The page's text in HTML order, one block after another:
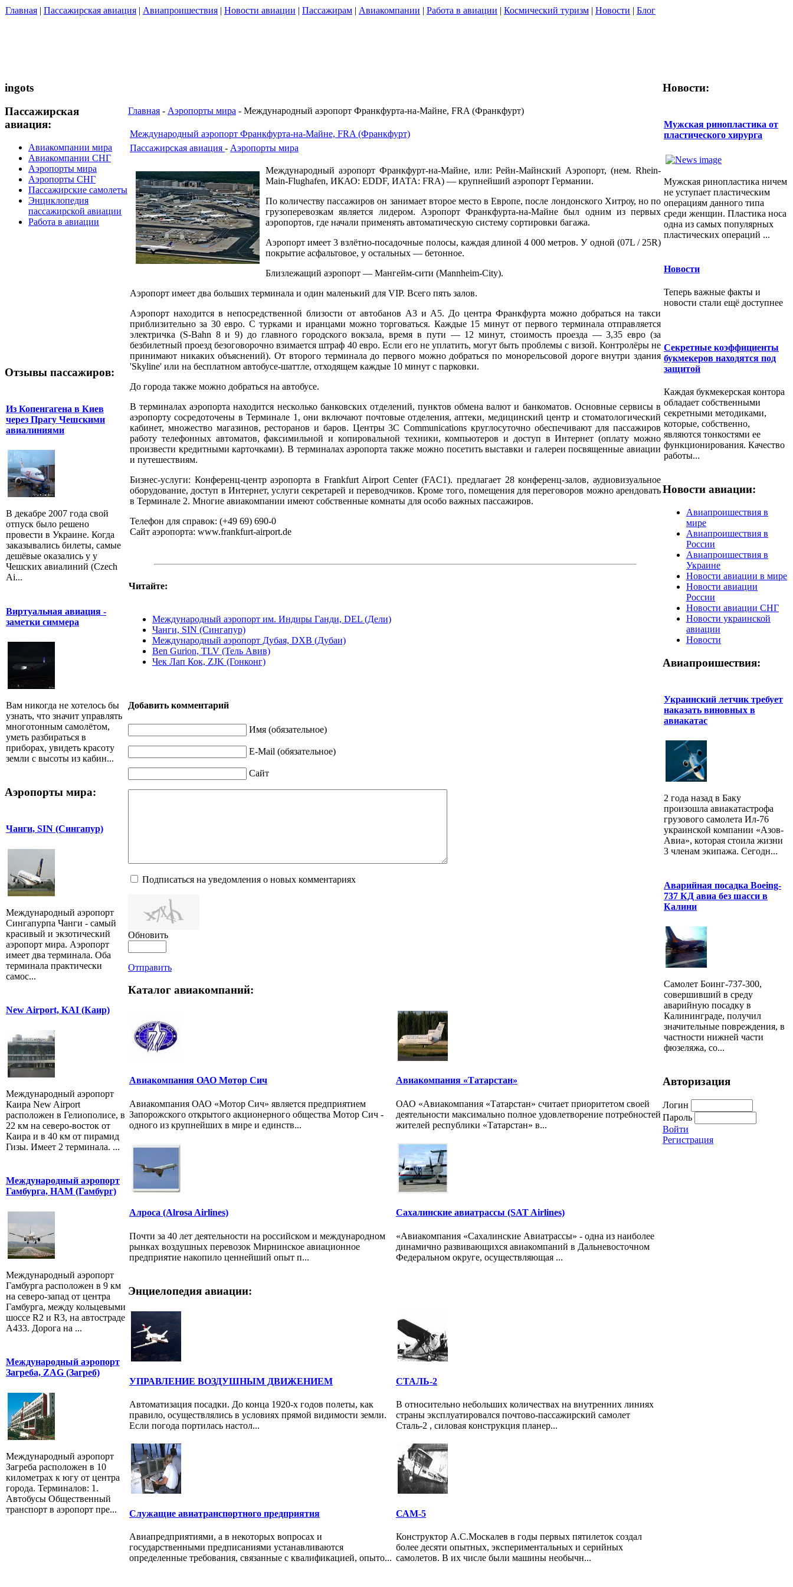
Главная | Пассажирская авиация | Авиапроишествия | Новости авиации | Пассажирам | Авиакомпании | Работа в авиации | Космический туризм | Новости | Блог
ingots
Пассажирская
авиация:
Авиакомпании мира
Авиакомпании СНГ
Аэропорты мира
Аэропорты СНГ
Пассажирские самолеты
Энциклопедия
пассажирской авиации
Работа в авиации
Отзывы пассажиров:
Из Копенгагена в Киев
через Прагу Чешскими
авиалиниями
В декабре 2007 года свой
отпуск было решено
провести в Украине. Когда
заказывались билеты, самые
дешёвые оказались у у
Чешских авиалиний (Czech
Ai...
Виртуальная авиация -
заметки симмера
Вам никогда не хотелось бы
узнать, что значит управлять
многотонным самолётом,
уметь разбираться в
приборах, увидеть красоту
земли с высоты из кабин...
Аэропорты мира:
Чанги, SIN (Сингапур)
Международный аэропорт
Сингапурпа Чанги - самый
красивый и экзотический
аэропорт мира. Аэропорт
имеет два терминала. Оба
терминала практически
самос...
New Airport, KAI (Каир)
Международный аэропорт
Каира New Airport
расположен в Гелиополисе, в
22 км на северо-восток от
Каира и в 40 км от пирамид
Гизы. Имеет 2 терминала. ...
Международный аэропорт
Гамбурга, HAM (Гамбург)
Международный аэропорт
Гамбурга расположен в 9 км
на северо-запад от центра
Гамбурга, между кольцевыми
шоссе R2 и R3, на автостраде
A433. Дорога на ...
Международный аэропорт
Загреба, ZAG (Загреб)
Международный аэропорт
Загреба расположен в 10
километрах к югу от центра
города. Терминалов: 1.
Автобусы Общественный
транспорт в аэропорт пре...
Главная - Аэропорты мира - Международный аэропорт Франкфурта-на-Майне, FRA (Франкфурт)
Международный аэропорт Франкфурта-на-Майне, FRA (Франкфурт)
Пассажирская авиация - Аэропорты мира
Международный аэропорт Франкфурт-на-Майне, или: Рейн-Майнский Аэропорт, (нем. Rhein-
Main-Flughafen, ИКАО: EDDF, ИАТА: FRA) — крупнейший аэропорт Германии.
По количеству пассажиров он занимает второе место в Европе, после лондонского Хитроу, но по
грузоперевозкам является лидером. Аэропорт Франкфурта-на-Майне был одним из первых
аэропортов, где начали применять автоматическую систему сортировки багажа.
Аэропорт имеет 3 взлётно-посадочные полосы, каждая длиной 4 000 метров. У одной (07L / 25R)
покрытие асфальтовое, у остальных — бетонное.
Близлежащий аэропорт — Мангейм-сити (Mannheim-City).
Аэропорт имеет два больших терминала и один маленький для VIP. Всего пять залов.
Аэропорт находится в непосредственной близости от автобанов A3 и A5. До центра Франкфурта можно добраться на такси
приблизительно за 30 евро. С турками и иранцами можно торговаться. Каждые 15 минут от первого терминала отправляется
электричка (S-Bahn 8 и 9) до главного городского вокзала, время в пути — 12 минут, стоимость проезда — 3,35 евро (за
безбилетный проезд безоговорочно взимается штраф 40 евро. Если его не уплатить, могут быть проблемы с визой. Контролёры не
принимают никаких объяснений). От второго терминала до первого можно добраться по монорельсовой дороге внутри здания
'Skyline' или на бесплатном автобусе-шаттле, отходящем каждые 10 минут с парковки.
До города также можно добраться на автобусе.
В терминалах аэропорта находится несколько банковских отделений, пунктов обмена валют и банкоматов. Основные сервисы в
аэропорту сосредоточены в Терминале 1, они включают почтовые отделения, аптеки, медицинский центр и стоматологический
кабинет, множество магазинов, ресторанов и баров. Центры 3C Communications круглосуточно обеспечивают для пассажиров
работу телефонных автоматов, факсимильной и копировальной техники, компьютеров и доступ в Интернет (оплату можно
произвести кредитными карточками). В терминалах аэропорта также можно посетить выставки и галереи посвященные авиации
и путешествиям.
Бизнес-услуги: Конференц-центр аэропорта в Frankfurt Airport Center (FAC1). предлагает 28 конференц-залов, аудиовизуальное
оборудование, доступ в Интернет, услуги секретарей и переводчиков. Кроме того, помещения для переговоров можно арендовать
в Терминале 2. Многие авиакомпании имеют собственные комнаты для особо важных пассажиров.
Телефон для справок: (+49 69) 690-0
Сайт аэропорта: www.frankfurt-airport.de
Читайте:
Международный аэропорт им. Индиры Ганди, DEL (Дели)
Чанги, SIN (Сингапур)
Международный аэропорт Дубая, DXB (Дубаи)
Ben Gurion, TLV (Тель Авив)
Чек Лап Кок, ZJK (Гонконг)
Добавить комментарий
Имя (обязательное)
E-Mail (обязательное)
Сайт
Подписаться на уведомления о новых комментариях
Обновить
Отправить
Каталог авиакомпаний:
Авиакомпания ОАО Мотор Сич
Авиакомпания ОАО «Мотор Сич» является предприятием
Запорожского открытого акционерного общества Мотор Сич -
одного из крупнейших в мире и единств...
Авиакомпания «Татарстан»
ОАО «Авиакомпания «Татарстан» считает приоритетом своей
деятельности максимально полное удовлетворение потребностей
жителей республики «Татарстан» в...
Алроса (Alrosa Airlines)
Почти за 40 лет деятельности на российском и международном
рынках воздушных перевозок Мирнинское авиационное
предприятие накопило ценнейший опыт п...
Сахалинские авиатрассы (SAT Airlines)
«Авиакомпания «Сахалинские Авиатрассы» - одна из наиболее
динамично развивающихся авиакомпаний в Дальневосточном
Федеральном округе, осуществляющая ...
Энциелопедия авиации:
УПРАВЛЕНИЕ ВОЗДУШНЫМ ДВИЖЕНИЕМ
Автоматизация посадки. До конца 1920-х годов полеты, как
правило, осуществлялись в условиях прямой видимости земли.
Если погода портилась настол...
СТАЛЬ-2
В относительно небольших количествах на внутренних линиях
страны эксплуатировался почтово-пассажирский самолет
Cтaль-2 , силовая конструкция планер...
Служащие авиатранспортного предприятия
Авиапредприятиями, а в некоторых вопросах и
государственными предписаниями устанавливаются
определенные требования, связанные с квалификацией, опыто...
САМ-5
Конструктор А.С.Москалев в годы первых пятилеток создал
более десяти опытных, экспериментальных и серийных
самолетов. В их числе были машины необычн...
Новости:
Мужская ринопластика от
пластического хирурга
Мужская ринопластика ничем
не уступает пластическим
операциям данного типа
среди женщин. Пластика носа
одна из самых популярных
пластических операций ...
Новости
Теперь важные факты и
новости стали ещё доступнее
Секретные коэффициенты
букмекеров находятся под
защитой
Каждая букмекерская контора
обладает собственными
секретными методиками,
которые, собственно,
являются тонкостями ее
функционирования. Качество
работы...
Новости авиации:
Авиапроишествия в
мире
Авиапроишествия в
России
Авиапроишествия в
Украине
Новости авиации в мире
Новости авиации
России
Новости авиации СНГ
Новости украинской
авиации
Новости
Авиапроишествия:
Украинский летчик требует
наказать виновных в
авиакатас
2 года назад в Баку
произошла авиакатастрофа
грузового самолета Ил-76
украинской компании «Азов-
Авиа», которая стоила жизни
3 членам экипажа. Сегодн...
Аварийная посадка Boeing-
737 КД авиа без шасси в
Калини
Самолет Боинг-737-300,
совершивший в среду
аварийную посадку в
Калининграде, получил
значительные повреждения, в
частности нижней части
фюзеляжа, со...
Авторизация
Логин
Пароль
Войти
Регистрация